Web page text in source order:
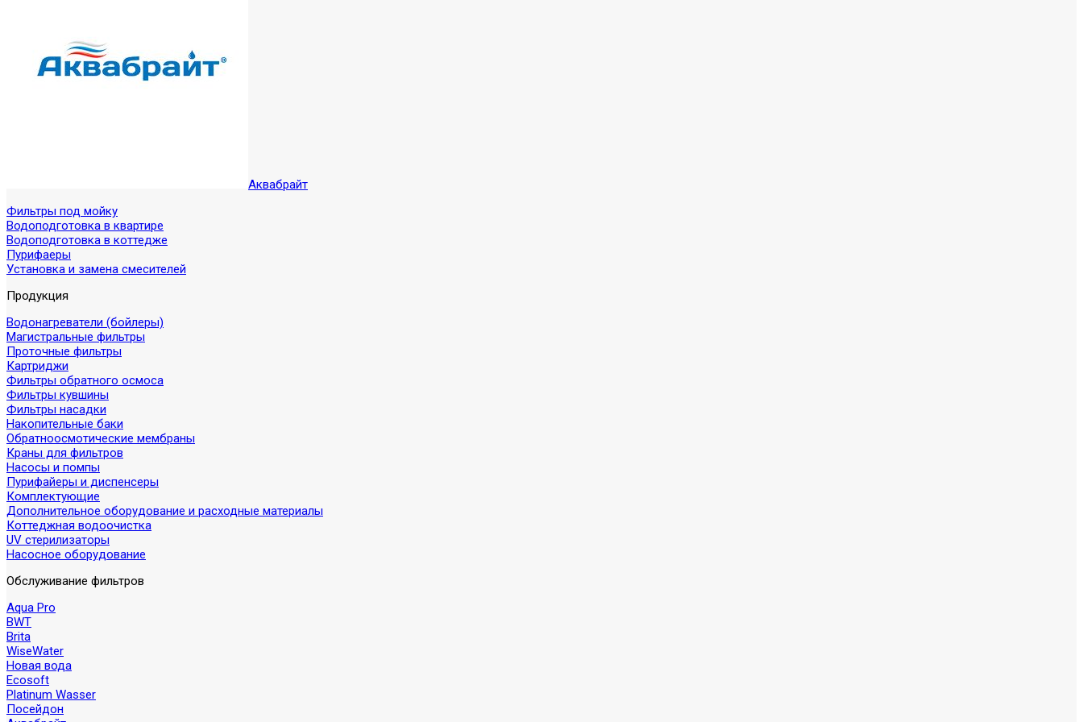
Аквабрайт
Фильтры под мойку
Водоподготовка в квартире
Водоподготовка в коттедже
Пурифаеры
Установка и замена смесителей
Продукция
Водонагреватели (бойлеры)
Магистральные фильтры
Проточные фильтры
Картриджи
Фильтры обратного осмоса
Фильтры кувшины
Фильтры насадки
Накопительные баки
Обратноосмотические мембраны
Краны для фильтров
Насосы и помпы
Пурифайеры и диспенсеры
Комплектующие
Дополнительное оборудование и расходные материалы
Коттеджная водоочистка
UV стерилизаторы
Насосное оборудование
Обслуживание фильтров
Aqua Pro
BWT
Brita
WiseWater
Новая вода
Ecosoft
Platinum Wasser
Посейдон